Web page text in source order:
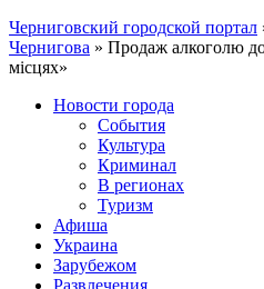
Черниговский городской портал
Чернигова » Продаж алкоголю
місцях»
Новости города
События
Культура
Криминал
В регионах
Туризм
Афиша
Украина
Зарубежом
Развлечения